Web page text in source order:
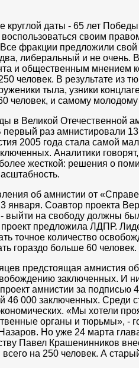
круглой даты - 65 лет
своим
фракции предложили
либеральный и не очень.
и общественным мнением
человек. В результате из
тыла, узники
человек, и самому молодому
в Великой Отечественной
раз амнистировали
2005 года стала самой
Аналитики
жесткой: решения о
об амнистии от
января. Соавтор проекта
на свободу должны
предложила ЛДПР.
точное количество
гораздо больше 60 человек.
предстоящая амнистия
заключенных. И
амнистии за подписью
46 000 заключенных. Среди
«Мы хотели
органы и тюрьмы», -
Но уже 24 марта
Павел Крашенинников
на 250 человек. А